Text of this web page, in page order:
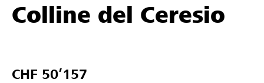
Hilfe & Support
Colline del Ceresio
CHF 50’157